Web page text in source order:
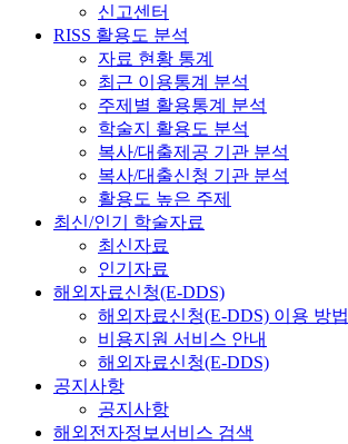
신고센터
RISS 활용도 분석
자료 현황 통계
최근 이용통계 분석
주제별 활용통계 분석
학술지 활용도 분석
복사/대출제공 기관 분석
복사/대출신청 기관 분석
활용도 높은 주제
최신/인기 학술자료
최신자료
인기자료
해외자료신청(E-DDS)
해외자료신청(E-DDS) 이용 방법
비용지원 서비스 안내
해외자료신청(E-DDS)
공지사항
공지사항
해외전자정보서비스 검색